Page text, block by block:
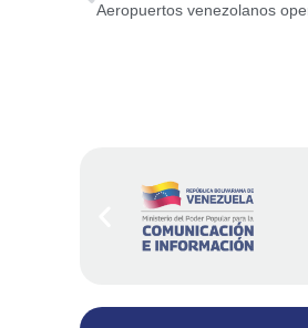
Aeropuertos venezolanos